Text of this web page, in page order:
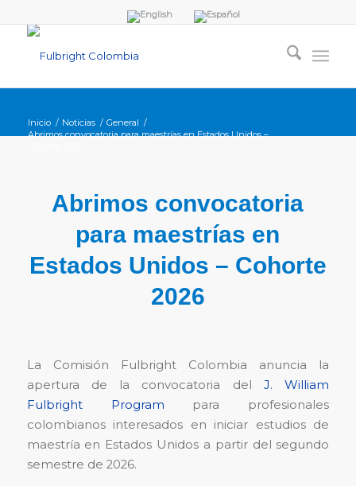
Inicio / Noticias / General /
Abrimos convocatoria para maestrías en Estados Unidos –
Abrimos convocatoria
para maestrías en
Estados Unidos – Cohorte
2026
La Comisión Fulbright Colombia anuncia la
apertura de la convocatoria delJ. William
Fulbright Program para profesionales
colombianos interesados en iniciar estudios de
maestría en Estados Unidos a partir del segundo
semestre de 2026.